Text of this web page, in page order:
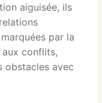
aiguisée, ils
par la
aux conflits,
obstacles avec